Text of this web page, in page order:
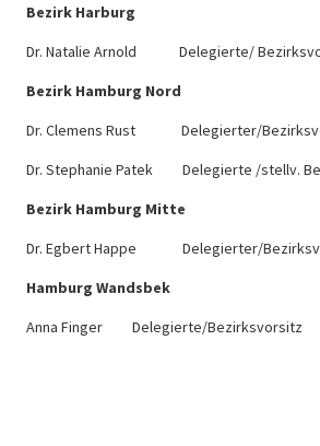
Bezirk Harburg
Dr. Natalie Arnold Delegierte/
Bezirk Hamburg Nord
Dr. Clemens Rust Delegierter/
Dr. Stephanie Patek Delegierte /stellv.
Bezirk Hamburg Mitte
Dr. Egbert Happe Delegierter/
Hamburg Wandsbek
Anna Finger Delegierte/Bezirksvorsitz